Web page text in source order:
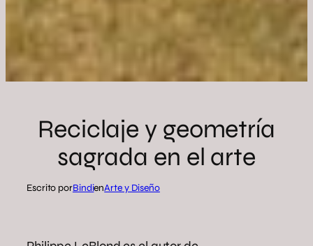
Reciclaje y geometría
sagrada en el arte
Escrito porBindienArte y Diseño